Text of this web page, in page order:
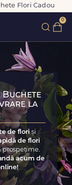
Flori Cadou
0
Buchete
la
de floriși
de flori
prospețime.
acum de